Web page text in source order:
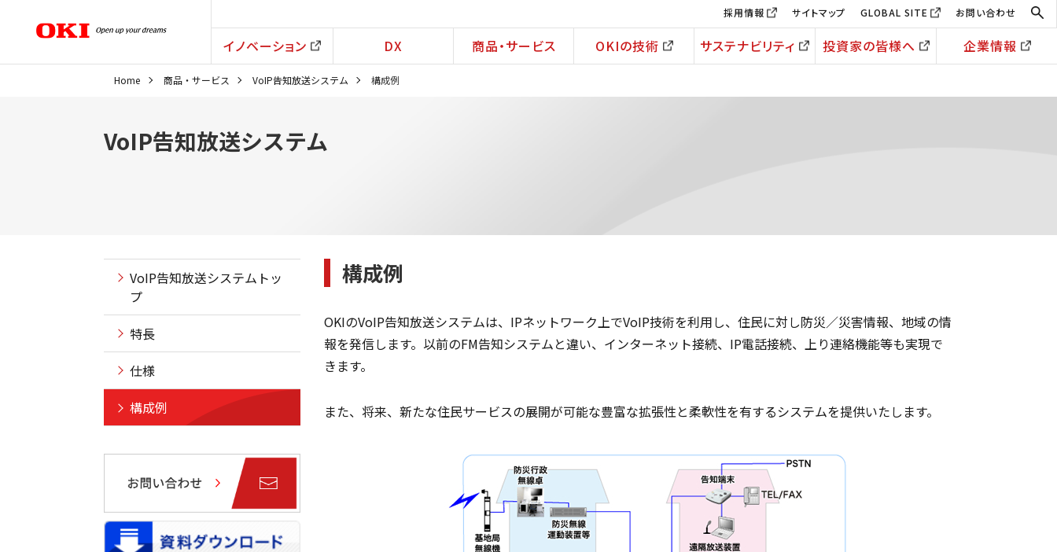
採用情報 サイトマップ GLOBAL SITE お問い合わせ
イノベーション DX 商品・サービス OKIの技術 サステナビリティ 投資家の皆様へ 企業情報
Home 商品・サービス VoIP告知放送システム 構成例
VoIP告知放送システム
構成例
OKIのVoIP告知放送システムは、IPネットワーク上でVoIP技術を利用し、住民に対し防災／災害情報、地域の情
報を発信します。以前のFM告知システムと違い、インターネット接続、IP電話接続、上り連絡機能等も実現で
きます。
また、将来、新たな住民サービスの展開が可能な豊富な拡張性と柔軟性を有するシステムを提供いたします。
VoIP告知放送システムトッ
プ
特長
仕様
構成例